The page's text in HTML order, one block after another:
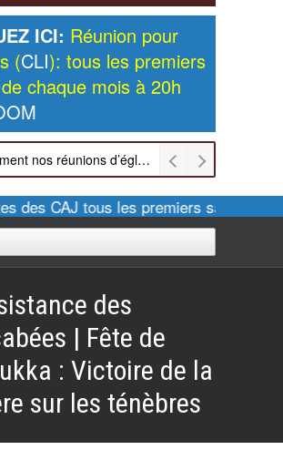
ICI: Réunion pour
(CLI): tous les premiers
chaque mois à 20h
Actuellement nos réunions d’église sont retransmises sur ZOOM les dimanches à 11h et vendredis à 20h00
des CAJ tous les premiers samedis
des
| Fête de
: Victoire de la
sur les ténèbres